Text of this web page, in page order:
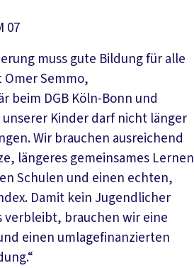
07
muss gute Bildung für alle
Semmo,
beim DGB Köln-Bonn und
Kinder darf nicht länger
Wir brauchen ausreichend
längeres gemeinsames Lernen
Schulen und einen echten,
Damit kein Jugendlicher
verbleibt, brauchen wir eine
einen umlagefinanzierten